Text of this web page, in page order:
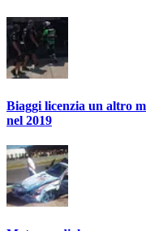
Biaggi licenzia un altro
nel 2019